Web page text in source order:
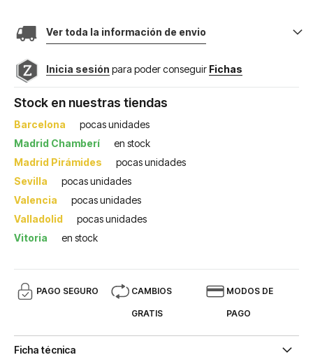
Ver toda la información de envio
Inicia sesión para poder conseguir Fichas
Stock en nuestras tiendas
Barcelona
pocas unidades
Madrid Chamberí
en stock
Madrid Pirámides
pocas unidades
Sevilla
pocas unidades
Valencia
pocas unidades
Valladolid
pocas unidades
Vitoria
en stock
PAGO SEGURO CAMBIOS
GRATIS
MODOS DE
PAGO
Ficha técnica